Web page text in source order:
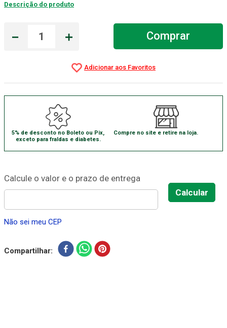
Descrição do produto
＋
－ Comprar
5% de desconto no Boleto ou Pix,
exceto para fraldas e diabetes.
Compre no site e retire na loja.
Não sei meu CEP
Compartilhar
7º Gaze Esteril